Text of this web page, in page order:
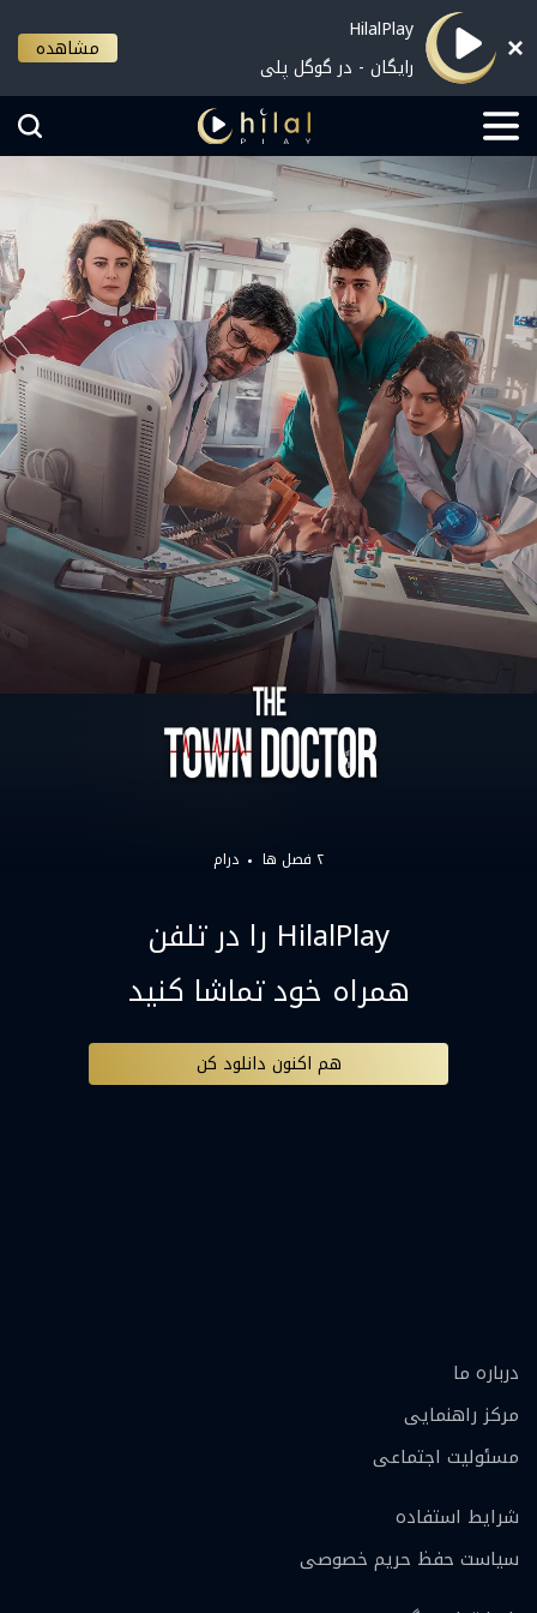
HilalPlay
رایگان - در گوگل پلی
مشاهده
۲ فصل ها درام
HilalPlay را در تلفن
همراه خود تماشا کنید
هم اکنون دانلود کن
درباره ما
مرکز راهنمایی
مسئولیت اجتماعی
شرایط استفاده
سیاست حفظ حریم خصوصی